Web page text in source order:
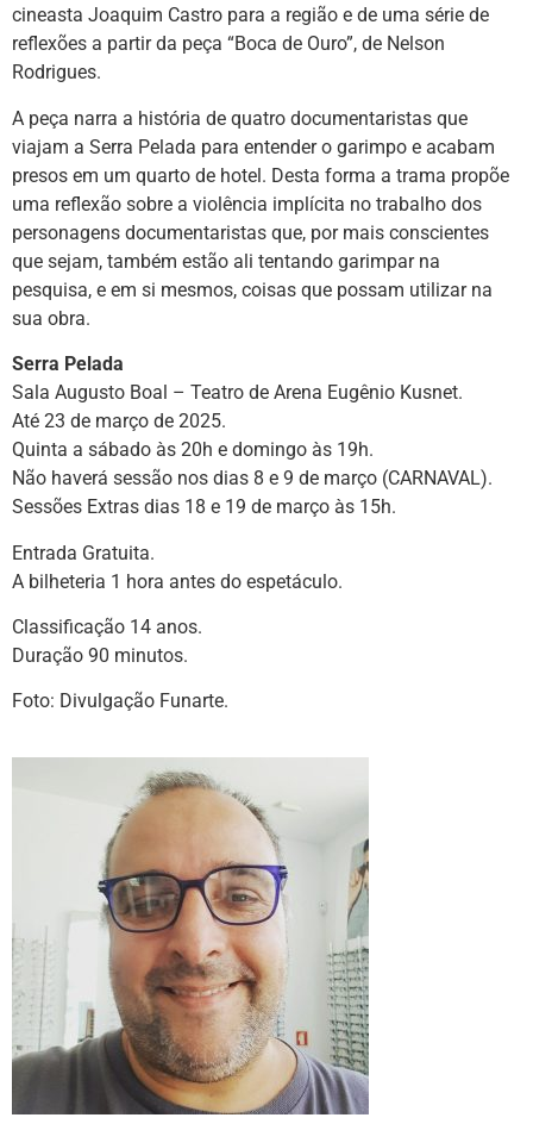
cineasta Joaquim Castro para a região e de uma série de
reflexões a partir da peça “Boca de Ouro”, de Nelson
Rodrigues.
A peça narra a história de quatro documentaristas que
viajam a Serra Pelada para entender o garimpo e acabam
presos em um quarto de hotel. Desta forma a trama propõe
uma reflexão sobre a violência implícita no trabalho dos
personagens documentaristas que, por mais conscientes
que sejam, também estão ali tentando garimpar na
pesquisa, e em si mesmos, coisas que possam utilizar na
sua obra.
Serra Pelada
Sala Augusto Boal – Teatro de Arena Eugênio Kusnet.
Até 23 de março de 2025.
Quinta a sábado às 20h e domingo às 19h.
Não haverá sessão nos dias 8 e 9 de março (CARNAVAL).
Sessões Extras dias 18 e 19 de março às 15h.
Entrada Gratuita.
A bilheteria 1 hora antes do espetáculo.
Classificação 14 anos.
Duração 90 minutos.
Foto: Divulgação Funarte.